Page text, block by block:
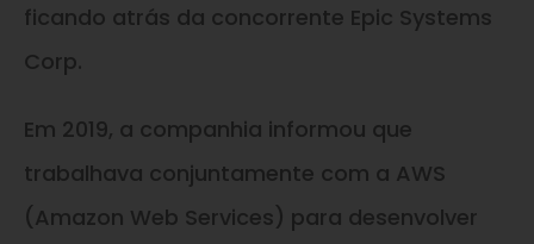
ficando atrás da concorrente Epic Systems
Corp.
Em 2019, a companhia informou que
trabalhava conjuntamente com a AWS
(Amazon Web Services) para desenvolver